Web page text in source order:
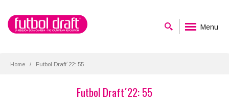
Menu
Home Futbol Draft´22: 55
Futbol Draft´22: 55